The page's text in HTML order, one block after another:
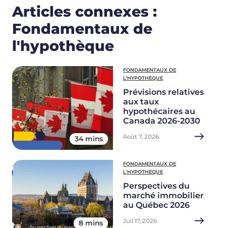
Articles connexes :
Fondamentaux de
l'hypothèque
34 mins
FONDAMENTAUX DE
L'HYPOTHÈQUE
Prévisions relatives
aux taux
hypothécaires au
Canada 2026-2030
Août 7, 2026
8 mins
FONDAMENTAUX DE
L'HYPOTHÈQUE
Perspectives du
marché immobilier
au Québec 2026
Juil 17, 2026